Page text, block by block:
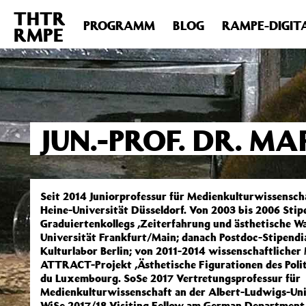
Deprecated : Die Funktion post_permalink ist seit Version
includes/functions.phpon line6031
THTR
RMPE PROGRAMM BLOG RAMPE-
JUN.-PROF. DR.
Seit 2014 Juniorprofessur für
Heine-Universität Düsseldorf. Von 2003 bis 2006
Graduiertenkollegs ‚Zeiterfahrung und ästhetische
Universität Frankfurt/Main; danach Postdoc-
Kulturlabor Berlin; von 2011-2014
ATTRACT-Projekt ‚Ästhetische Figurationen des
du Luxembourg. SoSe 2017 Vertretungsprofessur für
Medienkulturwissenschaft an der Albert-Ludwigs-